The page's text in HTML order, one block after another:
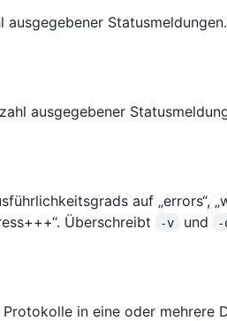
Statusmeldungen.
ausgegebener
auf „errors“,
Überschreibt
-v und -
in eine oder mehrere